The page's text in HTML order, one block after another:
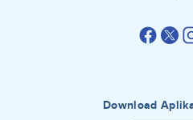
Download